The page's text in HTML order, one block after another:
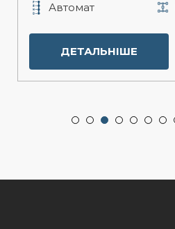
Автомат
ДЕТАЛЬНІШЕ